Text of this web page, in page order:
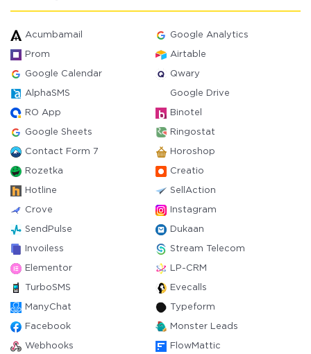
Acumbamail Google Analytics
Prom Airtable
Google Calendar Qwary
AlphaSMS Google Drive
RO App Binotel
Google Sheets Ringostat
Contact Form 7 Horoshop
Rozetka Creatio
Hotline SellAction
Crove Instagram
SendPulse Dukaan
Invoiless Stream Telecom
Elementor LP-CRM
TurboSMS Evecalls
ManyChat Typeform
Facebook Monster Leads
Webhooks FlowMattic